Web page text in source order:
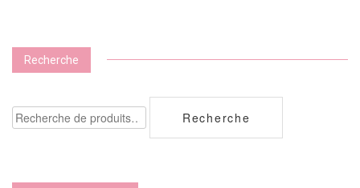
Recherche
Recherche
pour :
Recherche